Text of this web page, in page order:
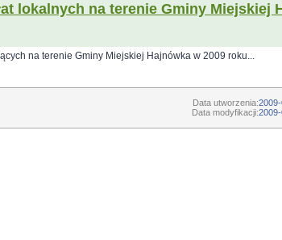
lokalnych na terenie Gminy Miejskiej
na terenie Gminy Miejskiej Hajnówka w 2009 roku...
Data utworzenia:
Data modyfikacji: